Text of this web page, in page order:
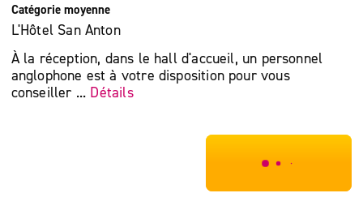
Catégorie moyenne
L'Hôtel San Anton
À la réception, dans le hall d'accueil, un personnel
anglophone est à votre disposition pour vous
conseiller ... Détails
***************